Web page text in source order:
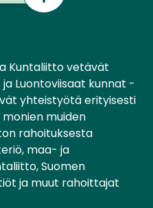
Kuntaliitto vetävät
Luontoviisaat kunnat -
yhteistyötä erityisesti
muiden
rahoituksesta
maa- ja
Suomen
ja muut rahoittajat